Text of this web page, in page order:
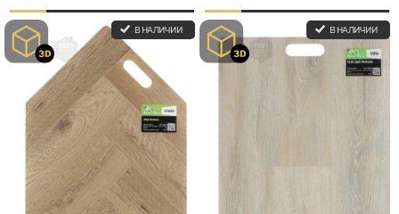
В НАЛИЧИИ В НАЛИЧИИ